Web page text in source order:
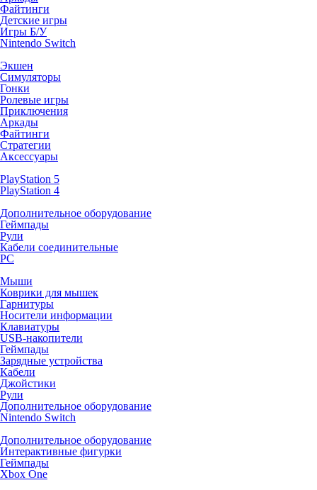
Файтинги
Детские игры
Игры Б/У
Nintendo Switch
Экшен
Симуляторы
Гонки
Ролевые игры
Приключения
Аркады
Файтинги
Стратегии
Аксессуары
PlayStation 5
PlayStation 4
Дополнительное оборудование
Геймпады
Рули
Кабели соединительные
PC
Мыши
Коврики для мышек
Гарнитуры
Носители информации
Клавиатуры
USB-накопители
Геймпады
Зарядные устройства
Кабели
Джойстики
Рули
Дополнительное оборудование
Nintendo Switch
Дополнительное оборудование
Интерактивные фигурки
Геймпады
Xbox One